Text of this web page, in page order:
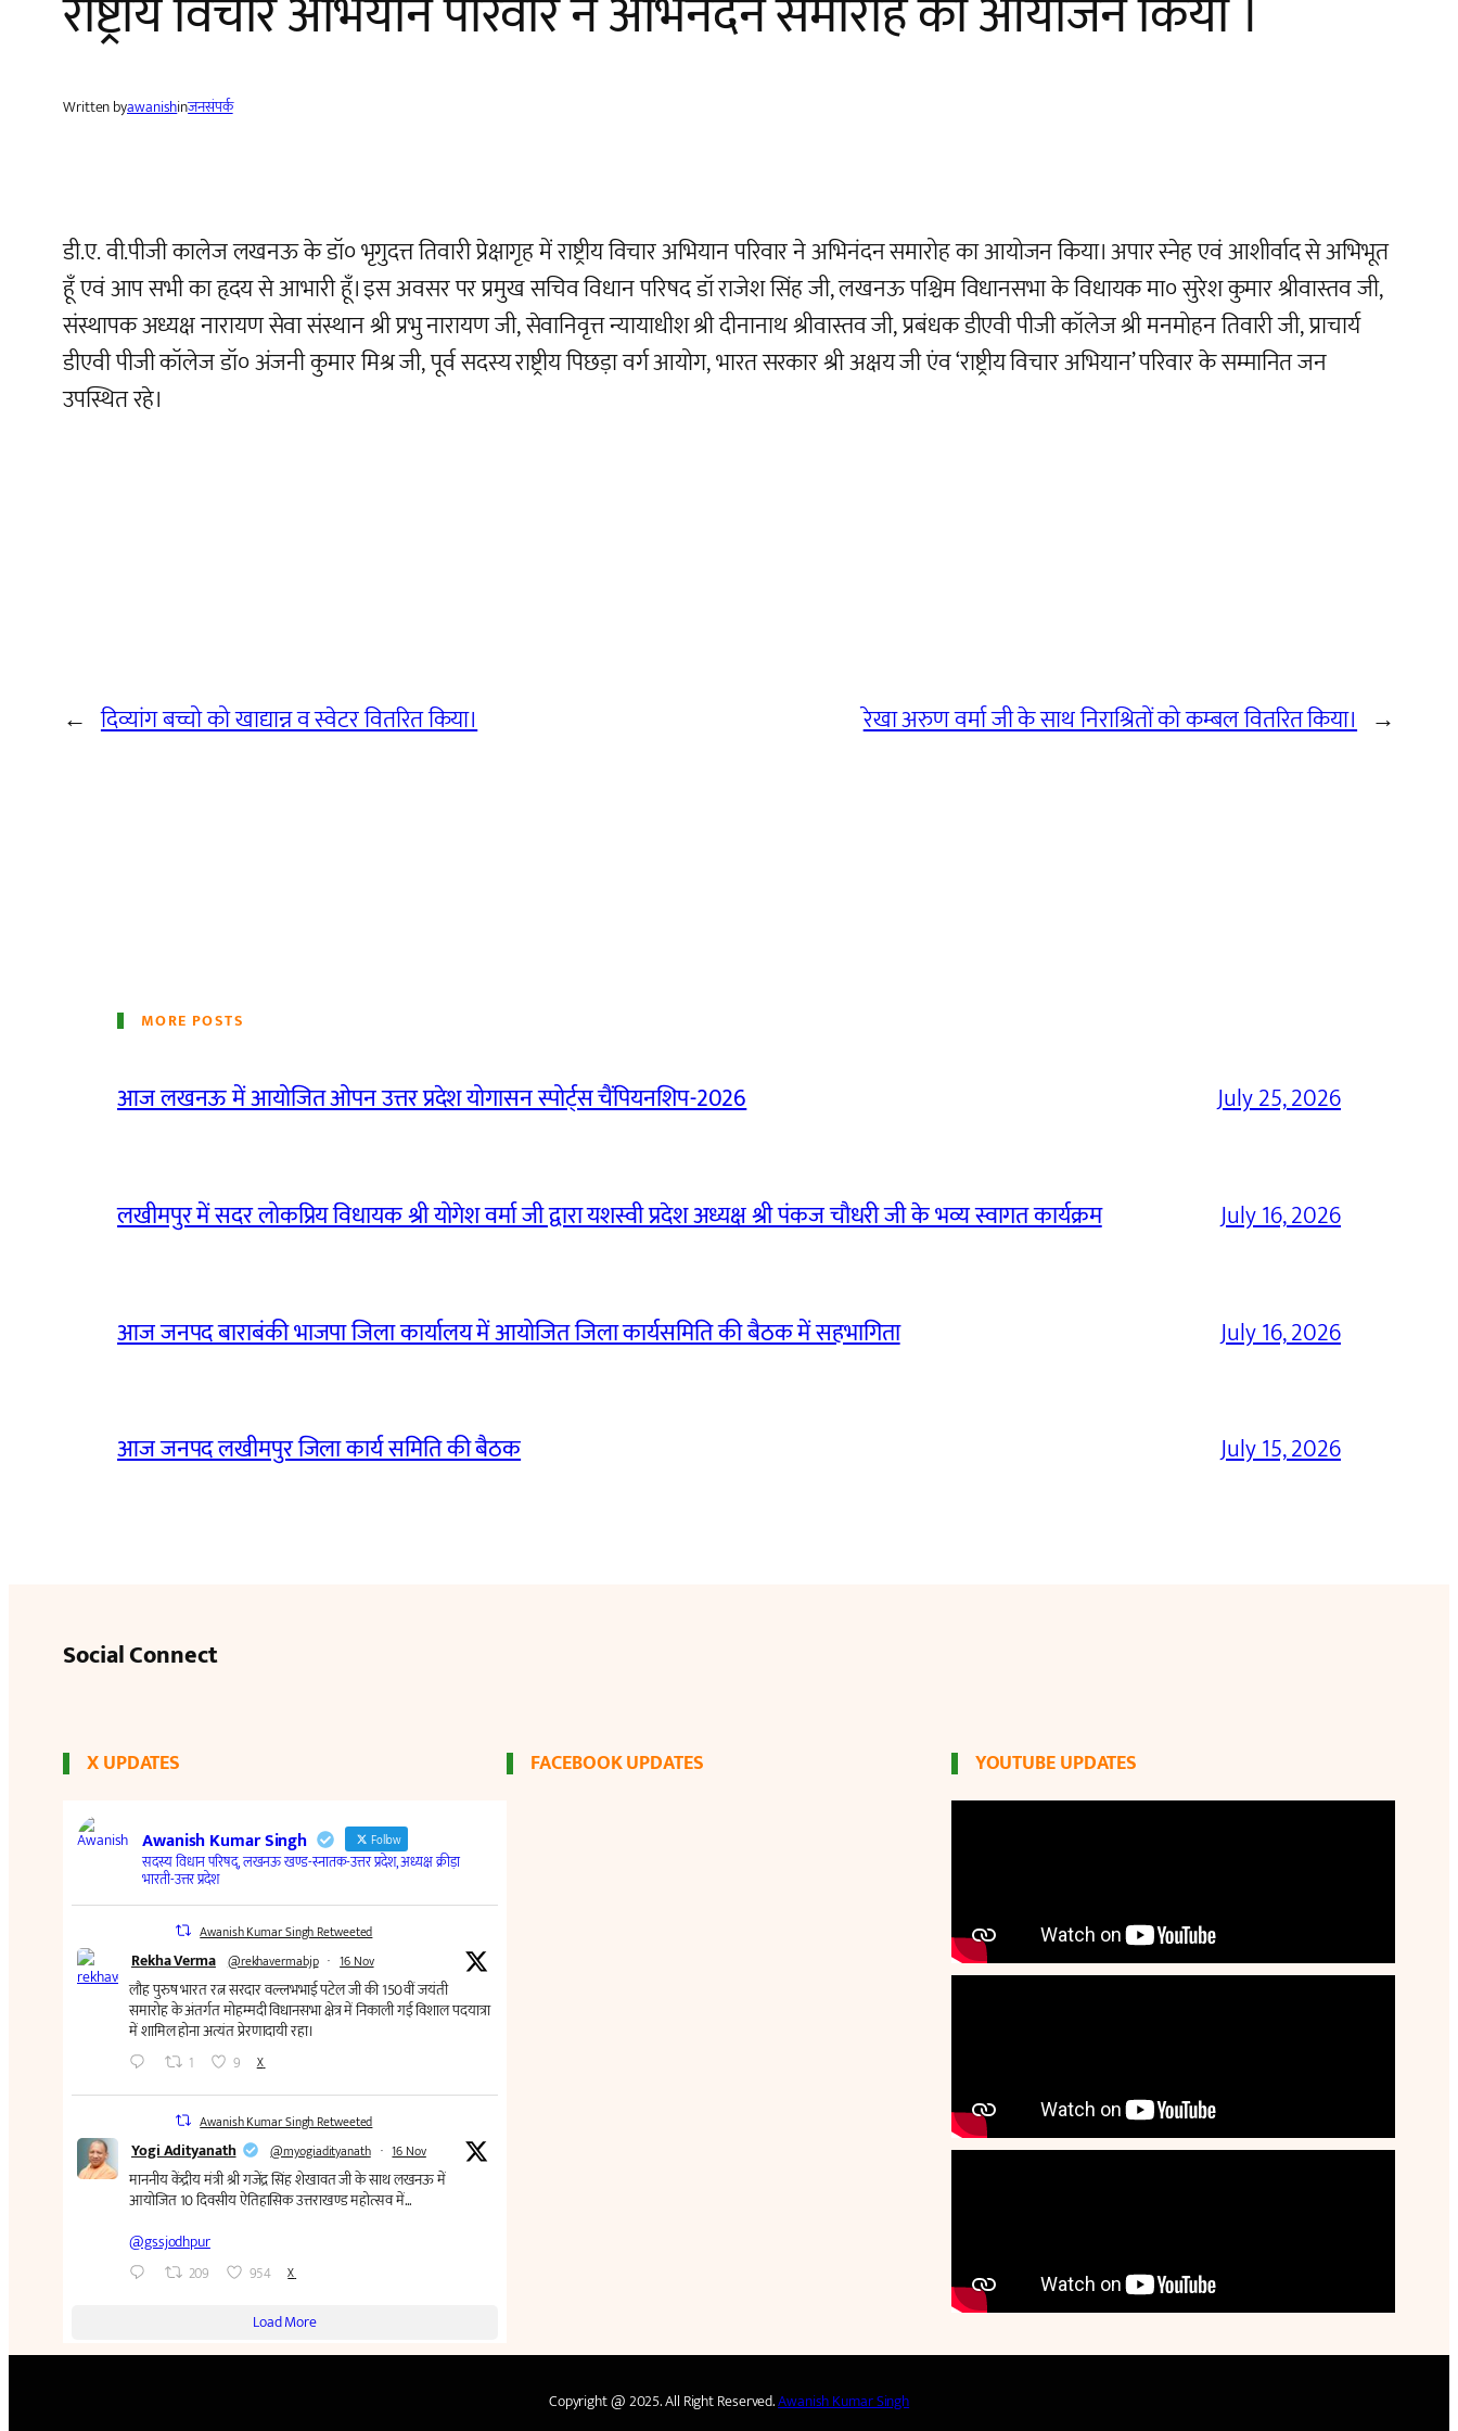
Written byawanishinजनसंपर्क
डी.ए. वी.पीजी कालेज लखनऊ के डॉ० भृगुदत्त तिवारी प्रेक्षागृह में राष्ट्रीय विचार अभियान परिवार ने अभिनंदन समारोह का आयोजन किया। अपार स्नेह एवं आशीर्वाद से अभिभूत
हूँ एवं आप सभी का हृदय से आभारी हूँ। इस अवसर पर प्रमुख सचिव विधान परिषद डॉ राजेश सिंह जी, लखनऊ पश्चिम विधानसभा के विधायक मा० सुरेश कुमार श्रीवास्तव जी,
संस्थापक अध्यक्ष नारायण सेवा संस्थान श्री प्रभु नारायण जी, सेवानिवृत्त न्यायाधीश श्री दीनानाथ श्रीवास्तव जी, प्रबंधक डीएवी पीजी कॉलेज श्री मनमोहन तिवारी जी, प्राचार्य
डीएवी पीजी कॉलेज डॉ० अंजनी कुमार मिश्र जी, पूर्व सदस्य राष्ट्रीय पिछड़ा वर्ग आयोग, भारत सरकार श्री अक्षय जी एंव ‘राष्ट्रीय विचार अभियान’ परिवार के सम्मानित जन
उपस्थित रहे।
← दिव्यांग बच्चो को खाद्यान्न व स्वेटर वितरित किया। रेखा अरुण वर्मा जी के साथ निराश्रितों को कम्बल वितरित किया। →
MORE POSTS
आज लखनऊ में आयोजित ओपन उत्तर प्रदेश योगासन स्पोर्ट्स चैंपियनशिप-2026 July 25, 2026
लखीमपुर में सदर लोकप्रिय विधायक श्री योगेश वर्मा जी द्वारा यशस्वी प्रदेश अध्यक्ष श्री पंकज चौधरी जी के भव्य स्वागत कार्यक्रम July 16, 2026
आज जनपद बाराबंकी भाजपा जिला कार्यालय में आयोजित जिला कार्यसमिति की बैठक में सहभागिता July 16, 2026
आज जनपद लखीमपुर जिला कार्य समिति की बैठक July 15, 2026
Social Connect
X UPDATES FACEBOOK UPDATES YOUTUBE UPDATES
Copyright @ 2025. All Right Reserved.Awanish Kumar Singh